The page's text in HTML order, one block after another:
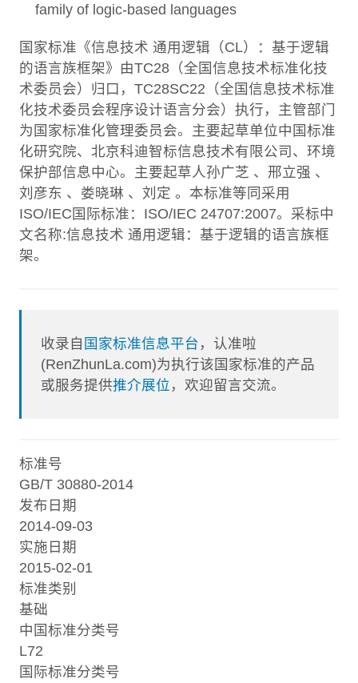
family of logic-based languages
国家标准《信息技术 通用逻辑（CL）：基于逻辑
的语言族框架》由TC28（全国信息技术标准化技
术委员会）归口，TC28SC22（全国信息技术标准
化技术委员会程序设计语言分会）执行，主管部门
为国家标准化管理委员会。主要起草单位中国标准
化研究院、北京科迪智标信息技术有限公司、环境
保护部信息中心。主要起草人孙广芝 、邢立强 、
刘彦东 、娄晓琳 、刘定 。本标准等同采用
ISO/IEC国际标准：ISO/IEC 24707:2007。采标中
文名称:信息技术 通用逻辑：基于逻辑的语言族框
架。
收录自 国家标准信息平台 ，认准啦
(RenZhunLa.com)为执行该国家标准的产品
或服务提供推介展位 ，欢迎留言交流。
标准号
GB/T 30880-2014
发布日期
2014-09-03
实施日期
2015-02-01
标准类别
基础
中国标准分类号
L72
国际标准分类号